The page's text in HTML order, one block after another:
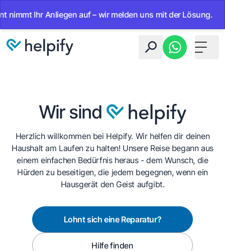
Ihr Anliegen auf – wir melden uns mit der Lösung. •
Toggle
Wir sind
Herzlich willkommen bei Helpify. Wir helfen dir deinen
Haushalt am Laufen zu halten! Unsere Reise begann aus
einem einfachen Bedürfnis heraus - dem Wunsch, die
Hürden zu beseitigen, die jedem begegnen, wenn ein
Hausgerät den Geist aufgibt.
Lohnt sich eine Reparatur?
Hilfe finden